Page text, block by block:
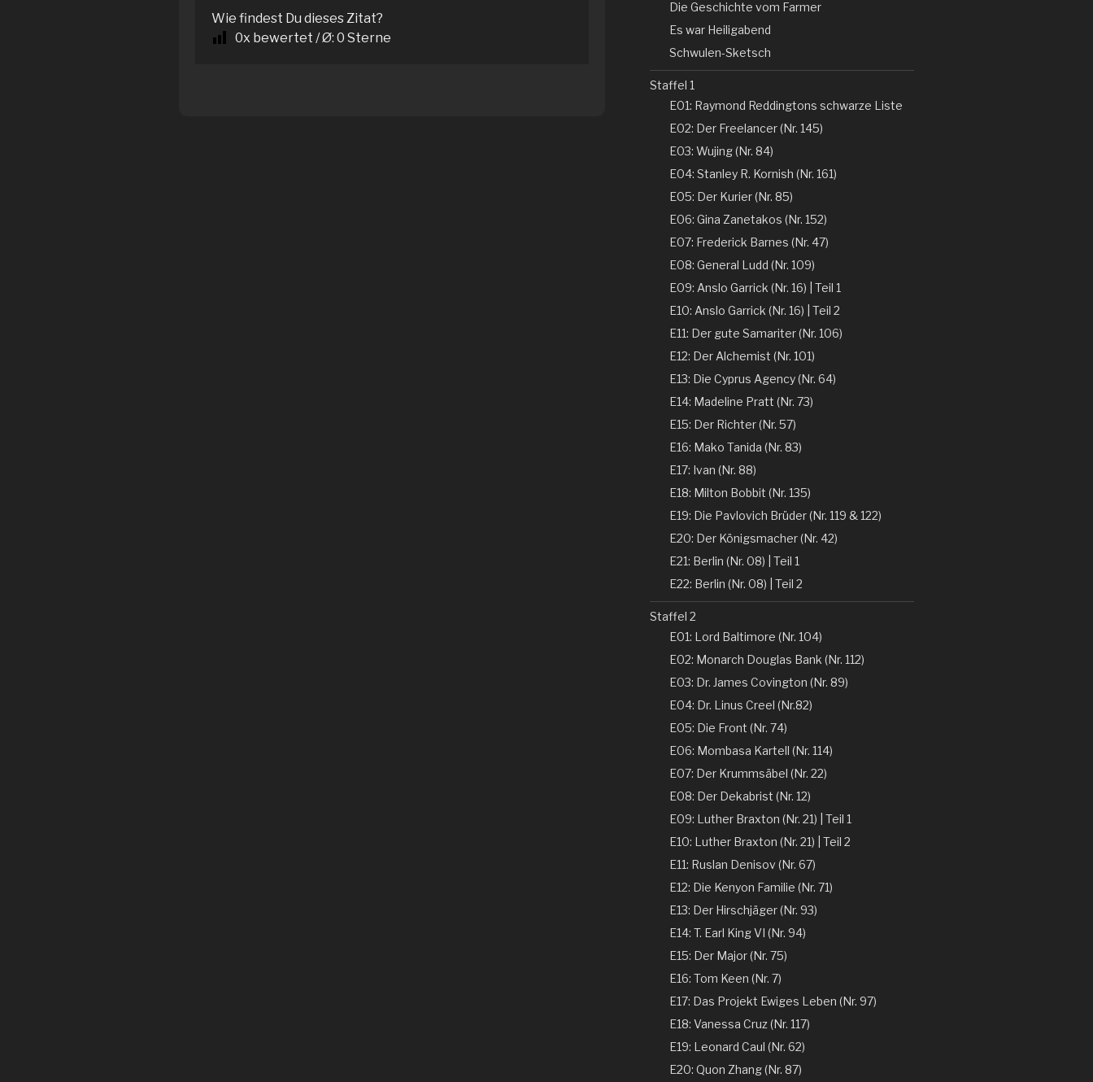
Wie findest Du dieses Zitat?
0x bewertet / Ø: 0 Sterne
Die Geschichte vom Farmer
Es war Heiligabend
Schwulen-Sketsch
Staffel 1
E01: Raymond Reddingtons schwarze Liste
E02: Der Freelancer (Nr. 145)
E03: Wujing (Nr. 84)
E04: Stanley R. Kornish (Nr. 161)
E05: Der Kurier (Nr. 85)
E06: Gina Zanetakos (Nr. 152)
E07: Frederick Barnes (Nr. 47)
E08: General Ludd (Nr. 109)
E09: Anslo Garrick (Nr. 16) | Teil 1
E10: Anslo Garrick (Nr. 16) | Teil 2
E11: Der gute Samariter (Nr. 106)
E12: Der Alchemist (Nr. 101)
E13: Die Cyprus Agency (Nr. 64)
E14: Madeline Pratt (Nr. 73)
E15: Der Richter (Nr. 57)
E16: Mako Tanida (Nr. 83)
E17: Ivan (Nr. 88)
E18: Milton Bobbit (Nr. 135)
E19: Die Pavlovich Brüder (Nr. 119 & 122)
E20: Der Königsmacher (Nr. 42)
E21: Berlin (Nr. 08) | Teil 1
E22: Berlin (Nr. 08) | Teil 2
Staffel 2
E01: Lord Baltimore (Nr. 104)
E02: Monarch Douglas Bank (Nr. 112)
E03: Dr. James Covington (Nr. 89)
E04: Dr. Linus Creel (Nr.82)
E05: Die Front (Nr. 74)
E06: Mombasa Kartell (Nr. 114)
E07: Der Krummsäbel (Nr. 22)
E08: Der Dekabrist (Nr. 12)
E09: Luther Braxton (Nr. 21) | Teil 1
E10: Luther Braxton (Nr. 21) | Teil 2
E11: Ruslan Denisov (Nr. 67)
E12: Die Kenyon Familie (Nr. 71)
E13: Der Hirschjäger (Nr. 93)
E14: T. Earl King VI (Nr. 94)
E15: Der Major (Nr. 75)
E16: Tom Keen (Nr. 7)
E17: Das Projekt Ewiges Leben (Nr. 97)
E18: Vanessa Cruz (Nr. 117)
E19: Leonard Caul (Nr. 62)
E20: Quon Zhang (Nr. 87)